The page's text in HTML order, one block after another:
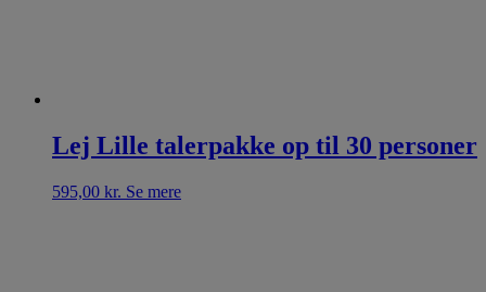
Lej Lille talerpakke op til 30 personer
595,00 kr. Se mere